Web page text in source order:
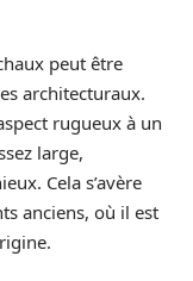
peut être
architecturaux.
rugueux à un
large,
Cela s’avère
anciens, où il est